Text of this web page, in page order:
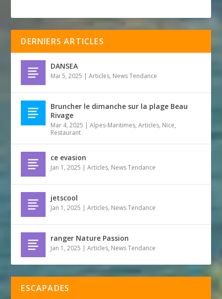
DERNIERS ARTICLES
DANSEA
Mai 5, 2025 |Articles, News Tendance
Bruncher le dimanche sur la plage Beau
Rivage
Mar 4, 2025 |Alpes-Maritimes,Articles, Nice,
Restaurant
ce evasion
Jan 1, 2025 |Articles, News Tendance
jetscool
Jan 1, 2025 |Articles, News Tendance
ranger Nature Passion
Jan 1, 2025 |Articles, News Tendance
ESCAPADES